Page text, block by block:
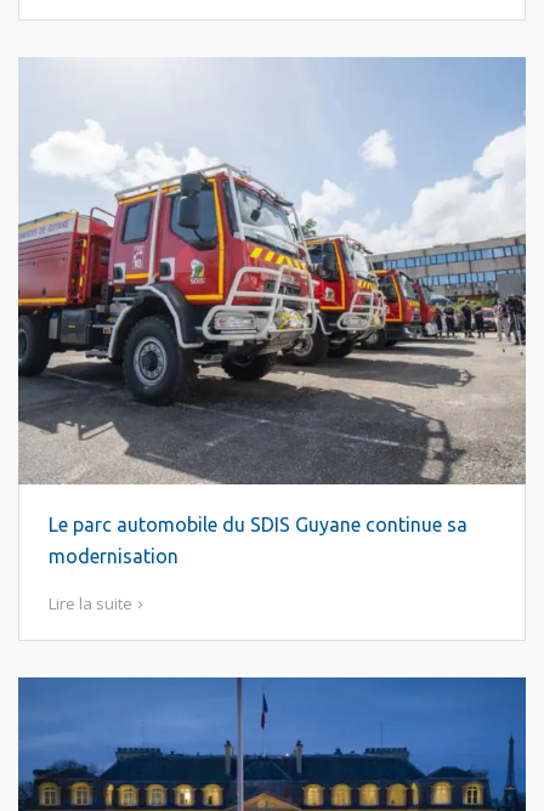
Le parc automobile du SDIS Guyane continue sa
modernisation
Lire la suite